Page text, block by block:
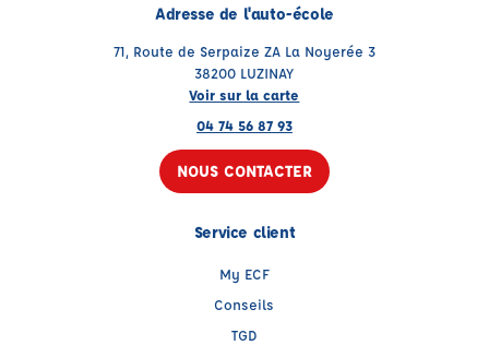
Adresse de l'auto-école
71, Route de Serpaize ZA La Noyerée 3
38200 LUZINAY
Voir sur la carte
04 74 56 87 93
NOUS CONTACTER
Service client
My ECF
Conseils
TGD